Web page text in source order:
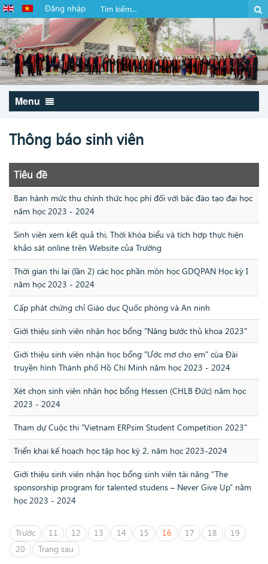
Đăng nhập
Menu
Thông báo sinh viên
Tiêu đề
Ban hành mức thu chính thức học phí đối với bậc đào tạo đại học
năm học 2023 - 2024
Sinh viên xem kết quả thi, Thời khóa biểu và tích hợp thực hiện
khảo sát online trên Website của Trường
Thời gian thi lại (lần 2) các học phần môn học GDQPAN Học kỳ I
năm học 2023 - 2024
Cấp phát chứng chỉ Giáo dục Quốc phòng và An ninh
Giới thiệu sinh viên nhận học bổng "Nâng bước thủ khoa 2023"
Giới thiệu sinh viên nhận học bổng "Ước mơ cho em" cùa Đài
truyền hình Thành phố Hồ Chí Minh năm học 2023 - 2024
Xét chọn sinh viên nhận học bổng Hessen (CHLB Đức) năm học
2023 - 2024
Tham dự Cuộc thi "Vietnam ERPsim Student Competition 2023"
Triển khai kế hoạch học tập học kỳ 2, năm học 2023-2024
Giới thiệu sinh viên nhận học bổng sinh viên tài năng “The
sponsorship program for talented studens – Never Give Up” năm
học 2023 - 2024
Trước 11 12 13 14 15 16 17 18
19
20
Trang sau